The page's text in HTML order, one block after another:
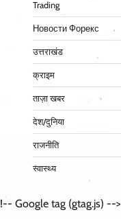
Trading
Новости Форекс
उत्तराखंड
क्राइम
ताज़ा खबर
देश/दुनिया
राजनीति
स्वास्थ्य
!-- Google tag (gtag.js) -->